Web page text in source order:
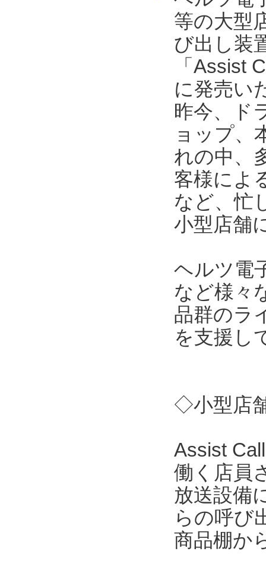
等の大型
び出し装
「Assist
に発売い
昨今、ド
ョップ、
れの中、
客様によ
など、忙
小型店舗
ヘルツ電
など様々
品群のラ
を支援し
◇小型店
Assist
働く店員
放送設備
らの呼び
商品棚か